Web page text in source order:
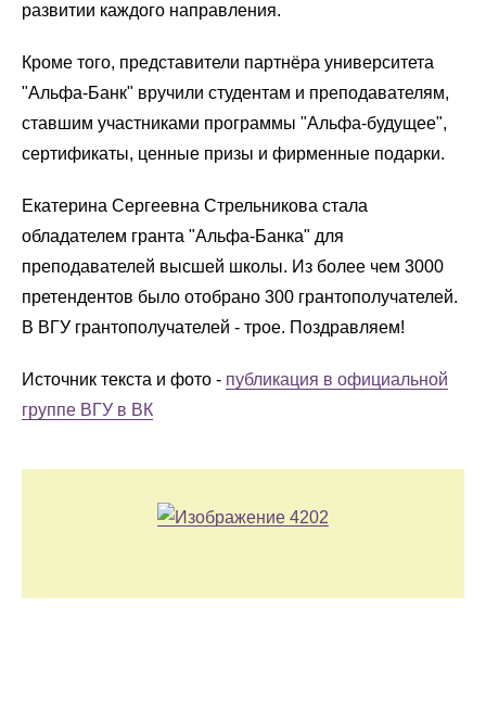
развитии каждого направления.
Кроме того, представители партнёра университета
"Альфа-Банк" вручили студентам и преподавателям,
ставшим участниками программы "Альфа-будущее",
сертификаты, ценные призы и фирменные подарки.
Екатерина Сергеевна Стрельникова стала
обладателем гранта "Альфа-Банка" для
преподавателей высшей школы. Из более чем 3000
претендентов было отобрано 300 грантополучателей.
В ВГУ грантополучателей - трое. Поздравляем!
Источник текста и фото - публикация в официальной
группе ВГУ в ВК